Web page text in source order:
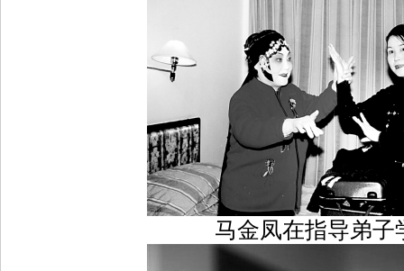
马金凤在指导弟子